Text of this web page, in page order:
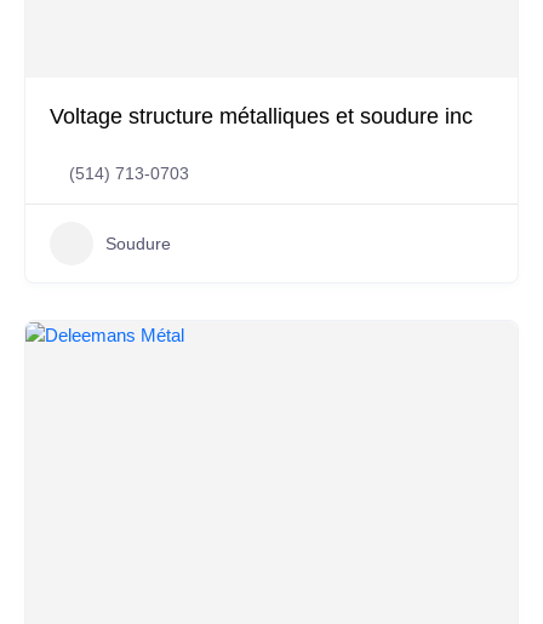
Voltage structure métalliques et soudure inc
(514) 713-0703
Soudure